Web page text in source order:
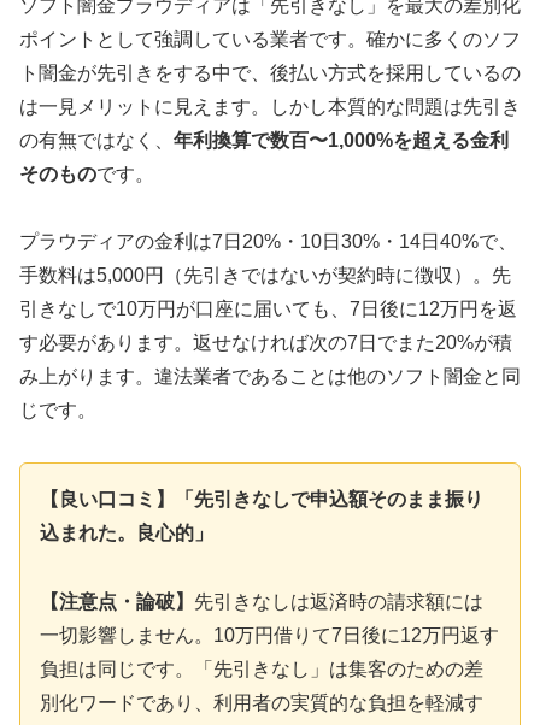
ソフト闇金プラウディアは「先引きなし」を最大の差別化
ポイントとして強調している業者です。確かに多くのソフ
ト闇金が先引きをする中で、後払い方式を採用しているの
は一見メリットに見えます。しかし本質的な問題は先引き
の有無ではなく、 年利換算で数百〜1,000%を超える金利
そのものです。
プラウディアの金利は7日20%・10日30%・14日40%で、
手数料は5,000円（先引きではないが契約時に徴収）。先
引きなしで10万円が口座に届いても、7日後に12万円を返
す必要があります。返せなければ次の7日でまた20%が積
み上がります。違法業者であることは他のソフト闇金と同
じです。
【良い口コミ】「先引きなしで申込額そのまま振り
込まれた。良心的」
【注意点・論破】 先引きなしは返済時の請求額には
一切影響しません。10万円借りて7日後に12万円返す
負担は同じです。「先引きなし」は集客のための差
別化ワードであり、利用者の実質的な負担を軽減す